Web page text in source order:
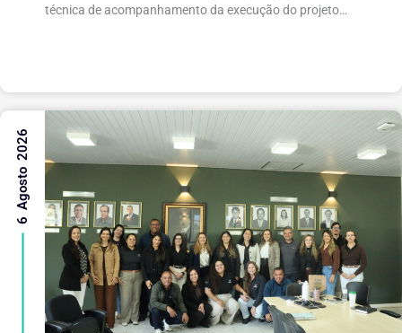
técnica de acompanhamento da execução do projeto
6 Agosto 2026